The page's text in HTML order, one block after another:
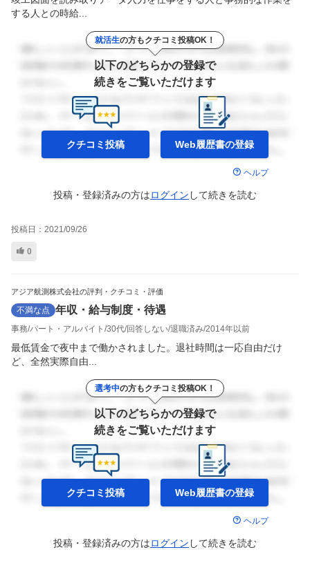
する人との時給...
就活生の方もクチコミ投稿OK！
以下のどちらかの登録で
続きをご覧いただけます
クチコミ投稿 Web履歴書の登録
ヘルプ
投稿・登録済みの方はログイン して続きを読む
投稿日： 2021/09/26
0
アジア航測株式会社の評判・クチコミ・評価
不満な点 年収・給与制度・待遇
事務 パート・アルバイト 30代 回答しない 退職済み 2014年以前
最低賃金で夜中まで働かされました。退社時間は一応自由だけ
ど、全然実際自由...
選考中の方もクチコミ投稿OK！
以下のどちらかの登録で
続きをご覧いただけます
クチコミ投稿 Web履歴書の登録
ヘルプ
投稿・登録済みの方はログイン して続きを読む